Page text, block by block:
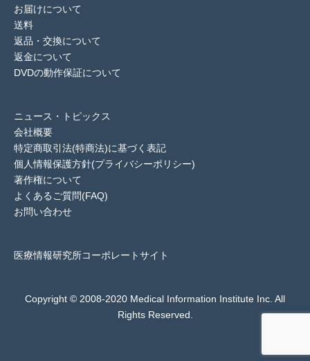
お届けについて
送料
返品・交換について
返金について
DVDの動作保証について
ニュース・トピックス
会社概要
特定商取引法(特商法)に基づく表記
個人情報保護方針(プライバシーポリシー)
著作権について
よくあるご質問(FAQ)
お問い合わせ
医療情報研究所コーポレートサイト
Copyright © 2008-2020 Medical Information Institute Inc. All
Rights Reserved.